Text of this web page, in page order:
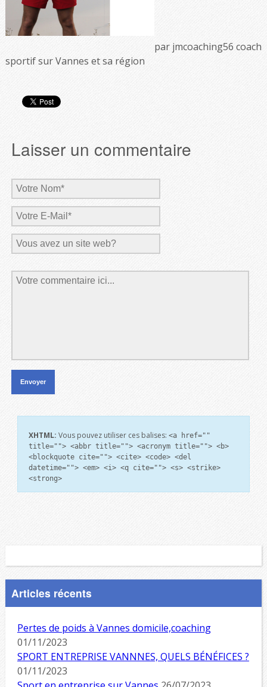
par jmcoaching56 coach
sportif sur Vannes et sa région
Laisser un commentaire
XHTML: Vous pouvez utiliser ces balises: <a href=""
title=""> <abbr title=""> <acronym title=""> <b>
<blockquote cite=""> <cite> <code> <del
datetime=""> <em> <i> <q cite=""> <s> <strike>
<strong>
Articles récents
Pertes de poids à Vannes domicile,coaching
01/11/2023
SPORT ENTREPRISE VANNNES, QUELS BÉNÉFICES ?
01/11/2023